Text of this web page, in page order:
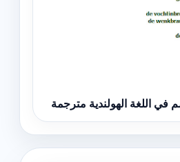
في اللغة الهولندية مترجمة